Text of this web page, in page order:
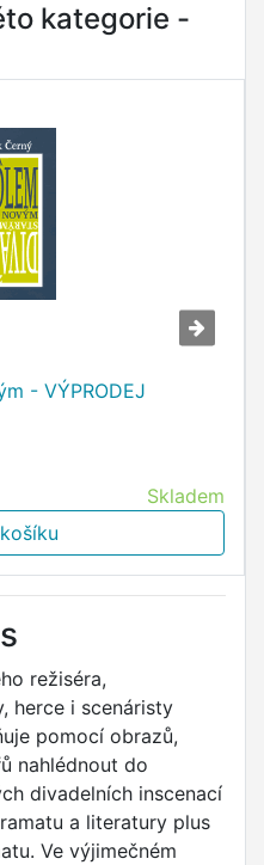
kategorie -
- VÝPRODEJ
Skladem
režiséra,
herce i scenáristy
pomocí obrazů,
nahlédnout do
divadelních inscenací
a literatury plus
Ve výjimečném